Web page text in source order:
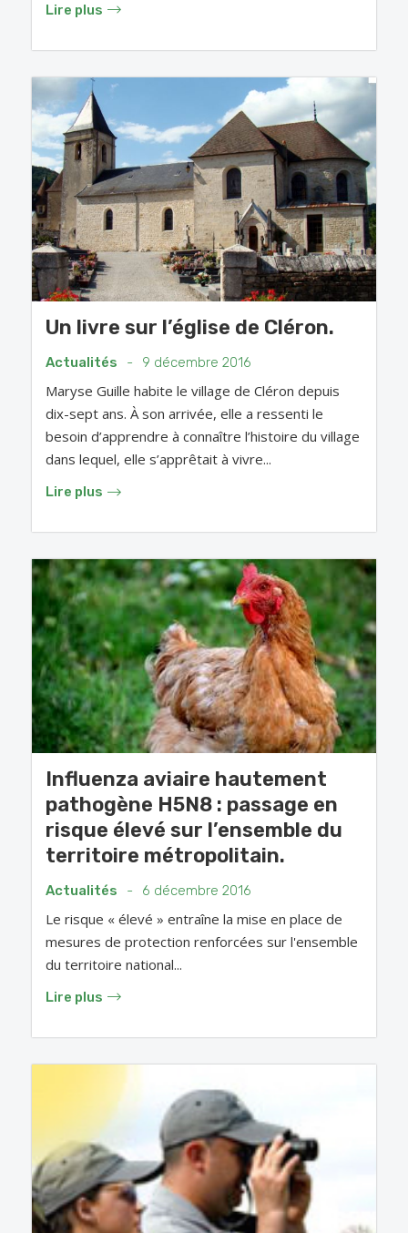
Lire plus
Un livre sur l’église de Cléron.
Actualités - 9 décembre 2016
Maryse Guille habite le village de Cléron depuis
dix-sept ans. À son arrivée, elle a ressenti le
besoin d’apprendre à connaître l’histoire du village
dans lequel, elle s’apprêtait à vivre...
Lire plus
Influenza aviaire hautement
pathogène H5N8 : passage en
risque élevé sur l’ensemble du
territoire métropolitain.
Actualités - 6 décembre 2016
Le risque « élevé » entraîne la mise en place de
mesures de protection renforcées sur l'ensemble
du territoire national...
Lire plus